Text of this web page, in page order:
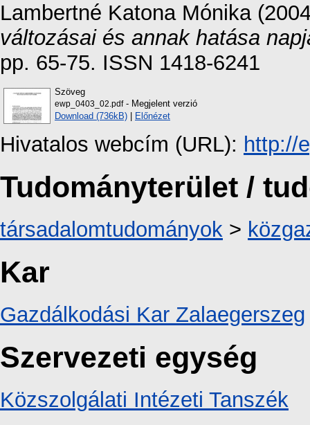
Lambertné Katona Mónika
változásai és annak hatása
pp. 65-75. ISSN 1418-6241
Szöveg
ewp_0403_02.pdf- Megjelent verzió
Download (736kB) | Előnézet
Hivatalos webcím (URL): http://
Tudományterület /
társadalomtudományok >
Kar
Gazdálkodási Kar Zalaegerszeg
Szervezeti egység
Közszolgálati Intézeti Tanszék